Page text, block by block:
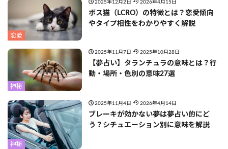
恋愛
2025年12月2日 2026年4月15日
ボス猫（LCRO）の特徴とは？恋愛傾向
やタイプ相性をわかりやすく解説
神秘
2025年11月7日 2025年10月28日
【夢占い】タランチュラの意味とは？行
動・場所・色別の意味27選
神秘
2025年11月4日 2026年4月14日
ブレーキが効かない夢は夢占い的にど
う？シチュエーション別に意味を解説